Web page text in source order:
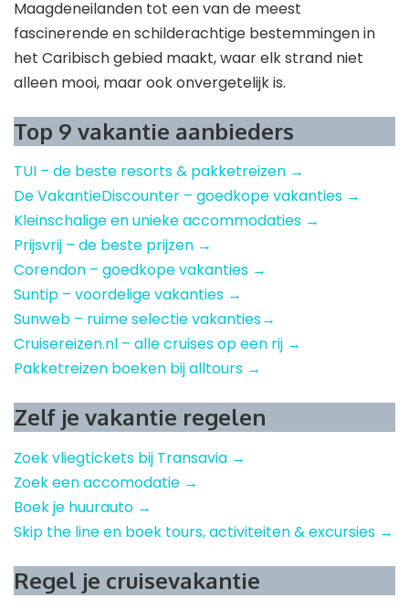
Maagdeneilanden tot een van de meest
fascinerende en schilderachtige bestemmingen in
het Caribisch gebied maakt, waar elk strand niet
alleen mooi, maar ook onvergetelijk is.
Top 9 vakantie aanbieders
TUI – de beste resorts & pakketreizen →
De VakantieDiscounter – goedkope vakanties →
Kleinschalige en unieke accommodaties →
Prijsvrij – de beste prijzen →
Corendon – goedkope vakanties →
Suntip – voordelige vakanties →
Sunweb – ruime selectie vakanties→
Cruisereizen.nl – alle cruises op een rij →
Pakketreizen boeken bij alltours →
Zelf je vakantie regelen
Zoek vliegtickets bij Transavia →
Zoek een accomodatie →
Boek je huurauto →
Skip the line en boek tours, activiteiten & excursies →
Regel je cruisevakantie